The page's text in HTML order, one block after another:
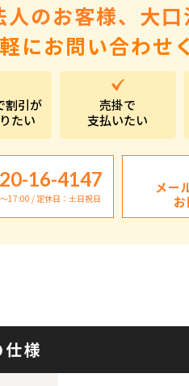
粗品・営業
入学・卒業
自治体・公
オープン・
ポストイン
ばらまき、
人のお客様、大口
にお問い合わせ
割引が
たい
売掛で
支払いたい
16-4147
17:00 / 定休日：土日祝日
メー
様